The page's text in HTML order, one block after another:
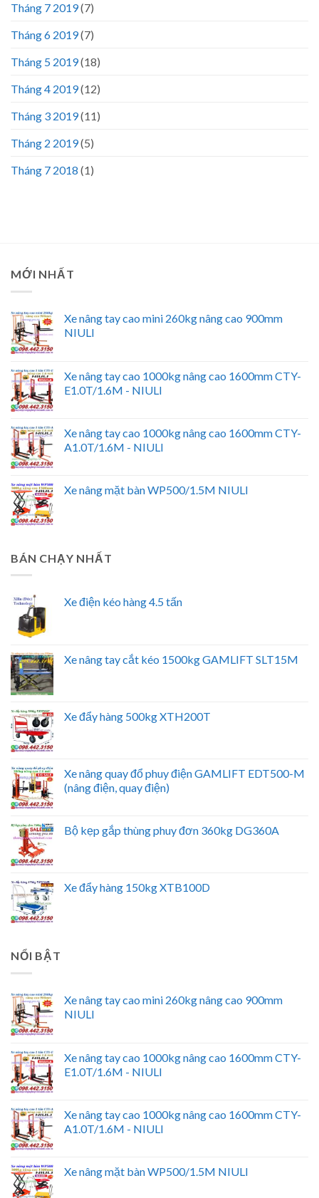
Tháng 7 2019(7)
Tháng 6 2019(7)
Tháng 5 2019(18)
Tháng 4 2019(12)
Tháng 3 2019(11)
Tháng 2 2019(5)
Tháng 7 2018 (1)
MỚI NHẤT
Xe nâng tay cao mini 260kg nâng cao 900mm
NIULI
Xe nâng tay cao 1000kg nâng cao 1600mm CTY-
E1.0T/1.6M - NIULI
Xe nâng tay cao 1000kg nâng cao 1600mm CTY-
A1.0T/1.6M - NIULI
Xe nâng mặt bàn WP500/1.5M NIULI
BÁN CHẠY NHẤT
Xe điện kéo hàng 4.5 tấn
Xe nâng tay cắt kéo 1500kg GAMLIFT SLT15M
Xe đẩy hàng 500kg XTH200T
Xe nâng quay đổ phuy điện GAMLIFT EDT500-M
(nâng điện, quay điện)
Bộ kẹp gắp thùng phuy đơn 360kg DG360A
Xe đẩy hàng 150kg XTB100D
NỔI BẬT
Xe nâng tay cao mini 260kg nâng cao 900mm
NIULI
Xe nâng tay cao 1000kg nâng cao 1600mm CTY-
E1.0T/1.6M - NIULI
Xe nâng tay cao 1000kg nâng cao 1600mm CTY-
A1.0T/1.6M - NIULI
Xe nâng mặt bàn WP500/1.5M NIULI